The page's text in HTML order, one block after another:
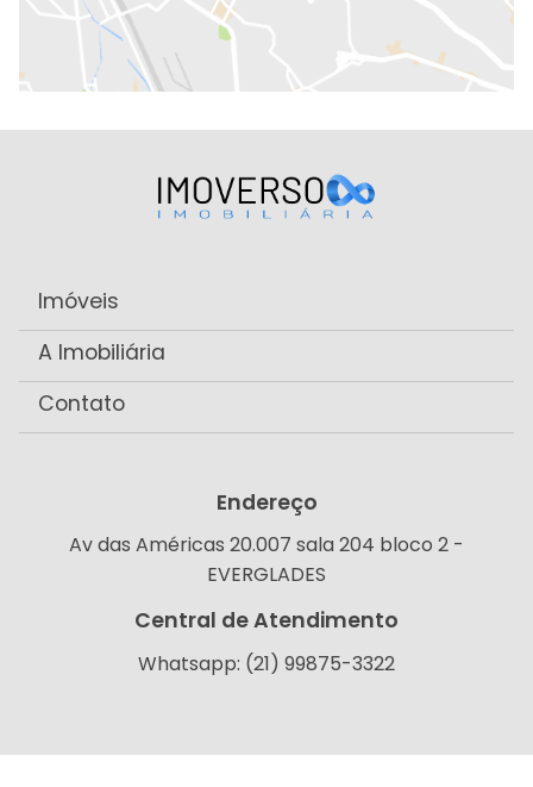
Imóveis
A Imobiliária
Contato
Endereço
Av das Américas 20.007 sala 204 bloco 2 -
EVERGLADES
Central de Atendimento
Whatsapp: (21) 99875-3322